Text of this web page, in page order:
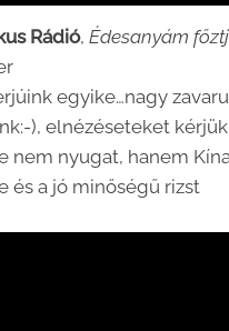
Rádió,Édesanyám
egyike…nagy
), elnézéseteket kérjük.
nem nyugat, hanem
és a jó minőségű rizst